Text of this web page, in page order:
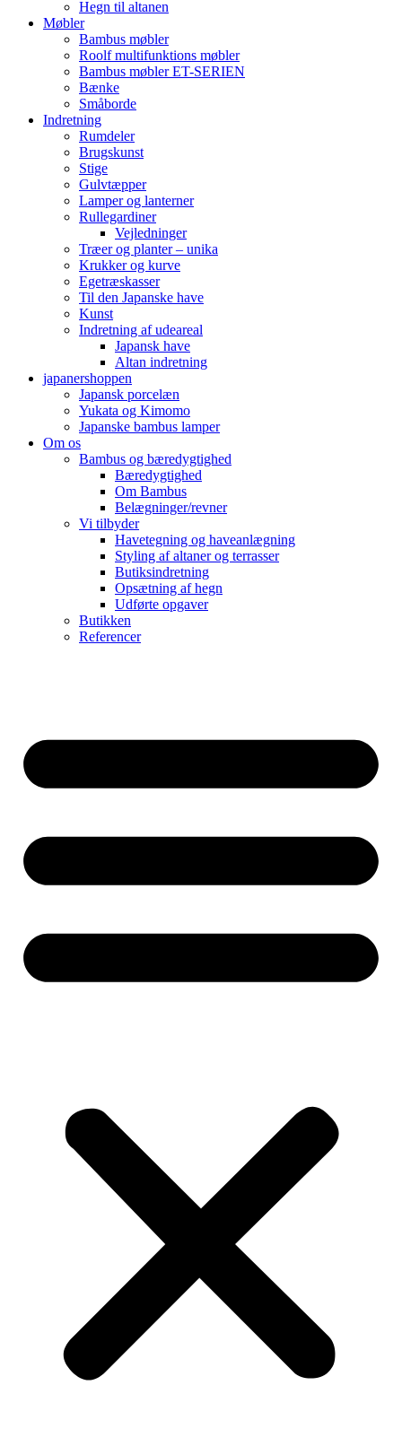
Hegn til altanen
Møbler
Bambus møbler
Roolf multifunktions møbler
Bambus møbler ET-SERIEN
Bænke
Småborde
Indretning
Rumdeler
Brugskunst
Stige
Gulvtæpper
Lamper og lanterner
Rullegardiner
Vejledninger
Træer og planter – unika
Krukker og kurve
Egetræskasser
Til den Japanske have
Kunst
Indretning af udeareal
Japansk have
Altan indretning
japanershoppen
Japansk porcelæn
Yukata og Kimomo
Japanske bambus lamper
Om os
Bambus og bæredygtighed
Bæredygtighed
Om Bambus
Belægninger/revner
Vi tilbyder
Havetegning og haveanlægning
Styling af altaner og terrasser
Butiksindretning
Opsætning af hegn
Udførte opgaver
Butikken
Referencer